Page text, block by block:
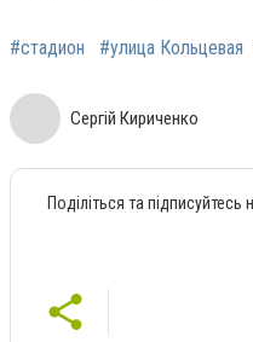
#стадион #улица Кольцевая
Сергій Кириченко
Поділіться та